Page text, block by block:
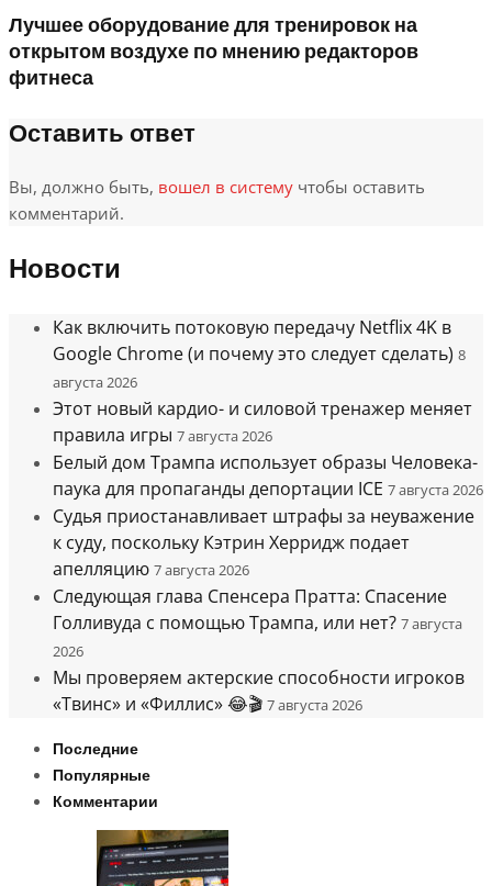
Лучшее оборудование для тренировок на
открытом воздухе по мнению редакторов
фитнеса
Оставить ответ
Вы, должно быть, вошел в систему чтобы оставить
комментарий.
Новости
Как включить потоковую передачу Netflix 4K в
Google Chrome (и почему это следует сделать) 8
августа 2026
Этот новый кардио- и силовой тренажер меняет
правила игры 7 августа 2026
Белый дом Трампа использует образы Человека-
паука для пропаганды депортации ICE 7 августа 2026
Судья приостанавливает штрафы за неуважение
к суду, поскольку Кэтрин Херридж подает
апелляцию 7 августа 2026
Следующая глава Спенсера Пратта: Спасение
Голливуда с помощью Трампа, или нет? 7 августа
2026
Мы проверяем актерские способности игроков
«Твинс» и «Филлис» 😂🎬 7 августа 2026
Последние
Популярные
Комментарии